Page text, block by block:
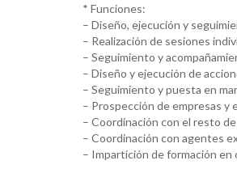
* Funciones:
– Diseño, ejecución y
– Realización de sesiones
– Seguimiento y
– Diseño y ejecución de
– Seguimiento y puesta en
– Prospección de empresas y
– Coordinación con el resto
– Coordinación con agentes
– Impartición de formación